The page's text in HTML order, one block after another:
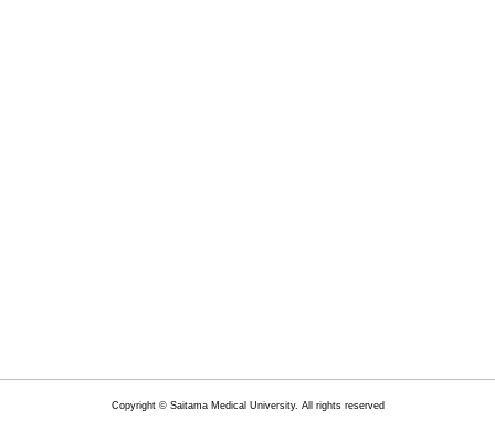
Copyright © Saitama Medical University. All rights reserved